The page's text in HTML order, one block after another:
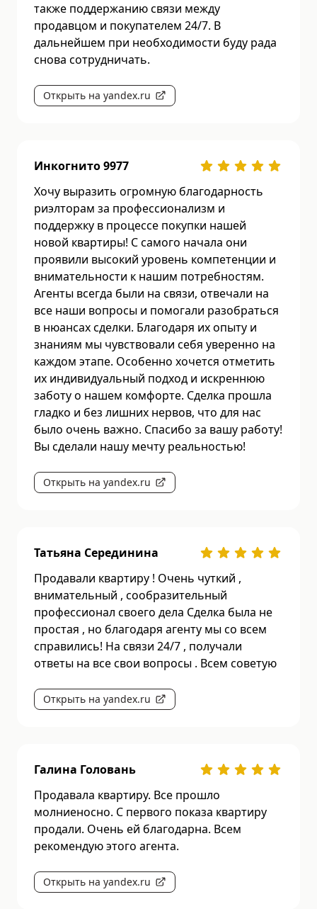
также поддержанию связи между
продавцом и покупателем 24/7. В
дальнейшем при необходимости буду рада
снова сотрудничать.
Открыть на yandex.ru
Инкогнито 9977
Хочу выразить огромную благодарность
риэлторам за профессионализм и
поддержку в процессе покупки нашей
новой квартиры! С самого начала они
проявили высокий уровень компетенции и
внимательности к нашим потребностям.
Агенты всегда были на связи, отвечали на
все наши вопросы и помогали разобраться
в нюансах сделки. Благодаря их опыту и
знаниям мы чувствовали себя уверенно на
каждом этапе. Особенно хочется отметить
их индивидуальный подход и искреннюю
заботу о нашем комфорте. Сделка прошла
гладко и без лишних нервов, что для нас
было очень важно. Спасибо за вашу работу!
Вы сделали нашу мечту реальностью!
Открыть на yandex.ru
Татьяна Серединина
Продавали квартиру ! Очень чуткий ,
внимательный , сообразительный
профессионал своего дела Сделка была не
простая , но благодаря агенту мы со всем
справились! На связи 24/7 , получали
ответы на все свои вопросы . Всем советую
Открыть на yandex.ru
Галина Головань
Продавала квартиру. Все прошло
молниеносно. С первого показа квартиру
продали. Очень ей благодарна. Всем
рекомендую этого агента.
Открыть на yandex.ru